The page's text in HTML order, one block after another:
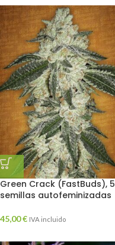
Green Crack (FastBuds), 5
semillas autofeminizadas
45,00€ IVA incluido